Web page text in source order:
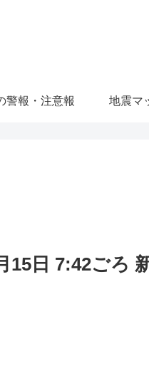
警報・注意報 地震マ
15日 7:42ごろ